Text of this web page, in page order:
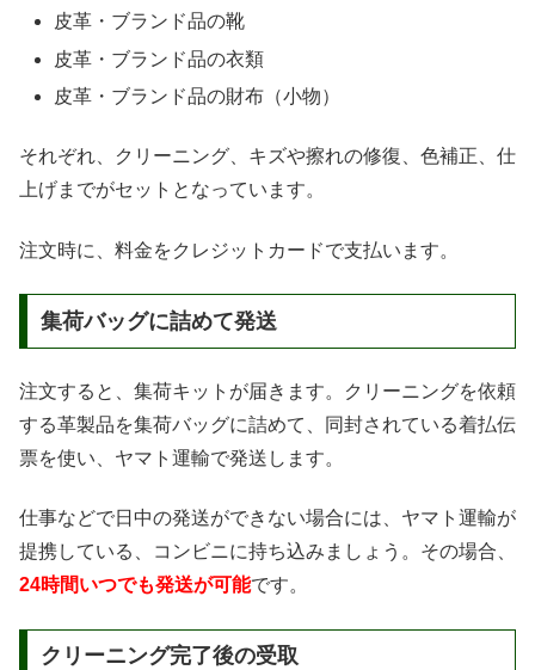
皮革・ブランド品の靴
皮革・ブランド品の衣類
皮革・ブランド品の財布（小物）
それぞれ、クリーニング、キズや擦れの修復、色補正、仕
上げまでがセットとなっています。
注文時に、料金をクレジットカードで支払います。
集荷バッグに詰めて発送
注文すると、集荷キットが届きます。クリーニングを依頼
する革製品を集荷バッグに詰めて、同封されている着払伝
票を使い、ヤマト運輸で発送します。
仕事などで日中の発送ができない場合には、ヤマト運輸が
提携している、コンビニに持ち込みましょう。その場合、
24時間いつでも発送が可能です。
クリーニング完了後の受取